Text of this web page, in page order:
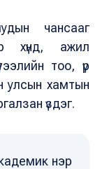
чансааг
хүнд, ажил
тоо, үр
улсын хамтын
үздэг.
нэр